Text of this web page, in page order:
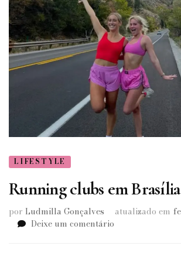
LIFESTYLE
Running clubs em Brasília
por Ludmilla Gonçalves atualizado em
Deixe um comentário